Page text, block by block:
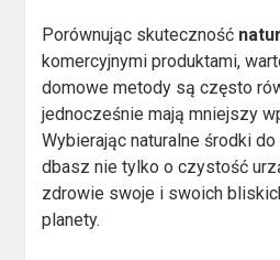
Porównując skuteczność
komercyjnymi produktami,
domowe metody są często
jednocześnie mają mniejszy
Wybierając naturalne środki
dbasz nie tylko o czystość
zdrowie swoje i swoich
planety.